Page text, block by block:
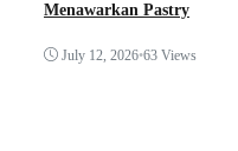
Menawarkan Pastry
July 12, 2026•63 Views